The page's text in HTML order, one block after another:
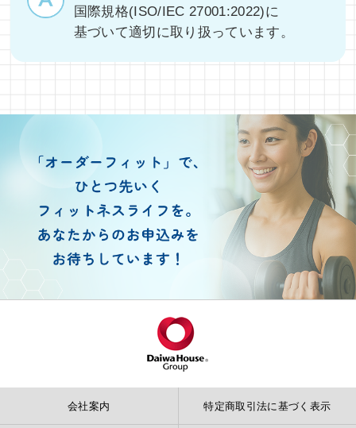
国際規格(ISO/IEC 27001:2022)に
基づいて適切に取り扱っています。
会社案内 特定商取引法に基づく表示